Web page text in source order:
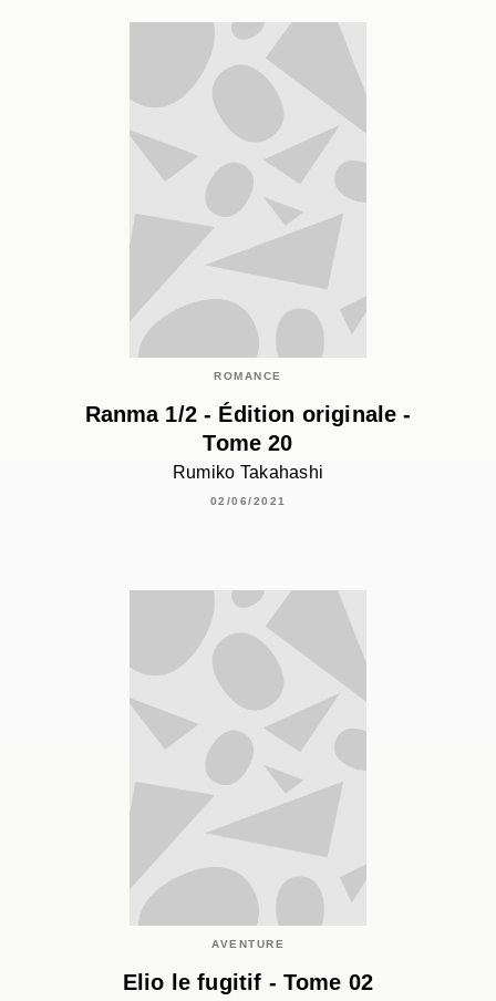
ROMANCE
Ranma 1/2 - Édition originale -
Tome 20
Rumiko Takahashi
02/06/2021
AVENTURE
Elio le fugitif - Tome 02